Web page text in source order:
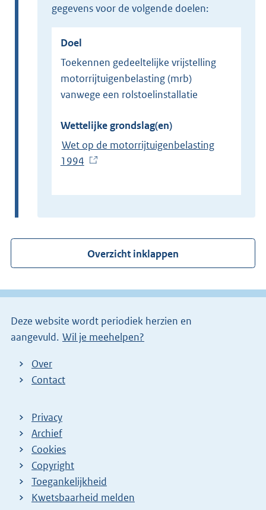
gegevens voor de volgende doelen:
Doel
Toekennen gedeeltelijke vrijstelling
motorrijtuigenbelasting (mrb)
vanwege een rolstoelinstallatie
Wettelijke grondslag(en)
Wet op de motorrijtuigenbelasting
1994
x
r
n
l
n
k
Overzicht inklappen
Deze website wordt periodiek herzien en
aangevuld. Wil je meehelpen?
Over
Contact
Privacy
Archief
Cookies
Copyright
Toegankelijkheid
Kwetsbaarheid melden